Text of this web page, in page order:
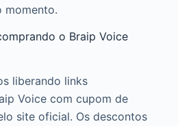
momento.
o Braip Voice
liberando links
Voice com cupom de
site oficial. Os descontos